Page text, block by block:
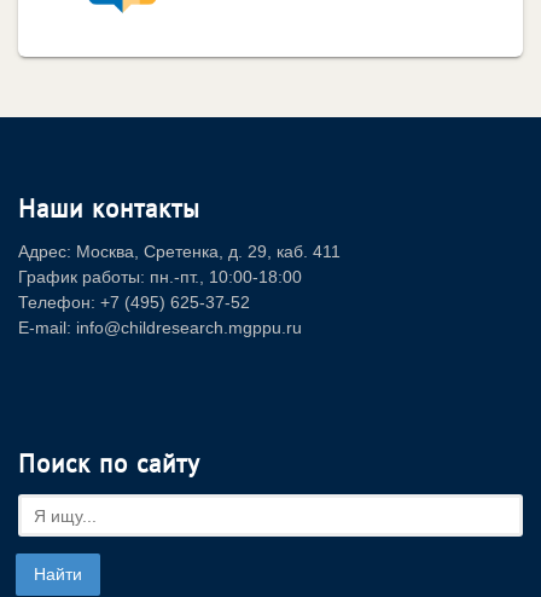
Наши контакты
Адрес: Москва, Сретенка, д. 29, каб. 411
График работы: пн.-пт., 10:00-18:00
Телефон: +7 (495) 625-37-52
E-mail: info@childresearch.mgppu.ru
Поиск по сайту